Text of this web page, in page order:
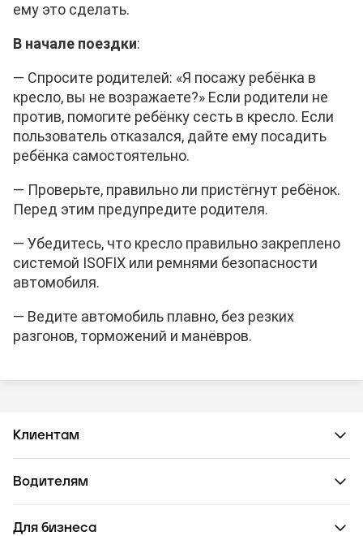
ему это сделать.
В начале поездки:
— Спросите родителей: «Я посажу ребёнка в
кресло, вы не возражаете?» Если родители не
против, помогите ребёнку сесть в кресло. Если
пользователь отказался, дайте ему посадить
ребёнка самостоятельно.
— Проверьте, правильно ли пристёгнут ребёнок.
Перед этим предупредите родителя.
— Убедитесь, что кресло правильно закреплено
системой ISOFIX или ремнями безопасности
автомобиля.
— Ведите автомобиль плавно, без резких
разгонов, торможений и манёвров.
Клиентам
Водителям
Для бизнеса